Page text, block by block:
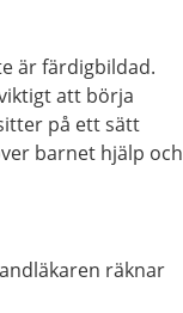
är färdigbildad.
att börja
på ett sätt
barnet hjälp och
räknar